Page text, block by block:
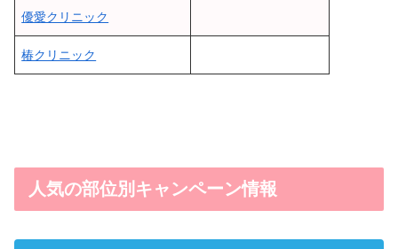
優愛クリニック
椿クリニック
人気の部位別キャンペーン情報